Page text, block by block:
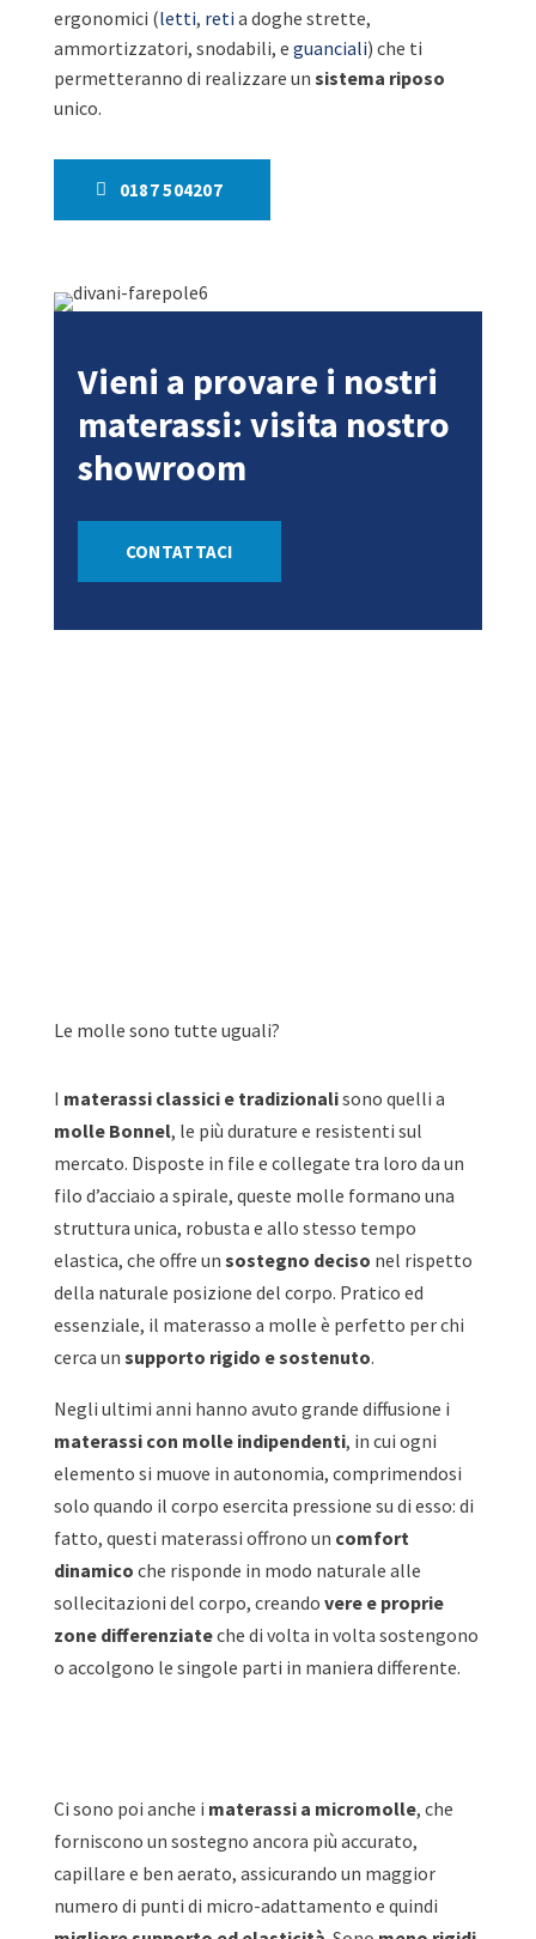
ergonomici (letti, reti a doghe strette,
ammortizzatori, snodabili, e guanciali) che ti
permetteranno di realizzare un sistema riposo
unico.
0187 504207
Vieni a provare i nostri
materassi: visita nostro
showroom
CONTATTACI
Le molle sono tutte uguali?
I materassi classici e tradizionalisono quelli a
molle Bonnel, le più durature e resistenti sul
mercato. Disposte in file e collegate tra loro da un
filo d’acciaio a spirale, queste molle formano una
struttura unica, robusta e allo stesso tempo
elastica, che offre un sostegno deciso nel rispetto
della naturale posizione del corpo. Pratico ed
essenziale, il materasso a molle è perfetto per chi
cerca un supporto rigido e sostenuto.
Negli ultimi anni hanno avuto grande diffusione i
materassi con molle indipendenti, in cui ogni
elemento si muove in autonomia, comprimendosi
solo quando il corpo esercita pressione su di esso: di
fatto, questi materassi offrono un comfort
dinamico che risponde in modo naturale alle
sollecitazioni del corpo, creando vere e proprie
zone differenziateche di volta in volta sostengono
o accolgono le singole parti in maniera differente.
Ci sono poi anche i materassi a micromolle, che
forniscono un sostegno ancora più accurato,
capillare e ben aerato, assicurando un maggior
numero di punti di micro-adattamento e quindi